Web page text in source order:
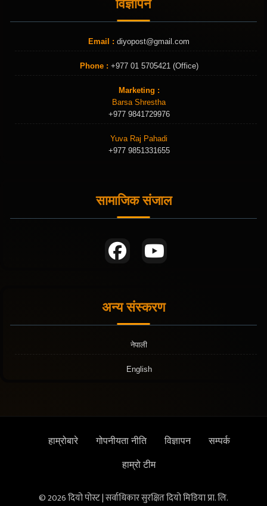
विज्ञापन
Email : diyopost@gmail.com
Phone : +977 01 5705421 (Office)
Marketing :
Barsa Shrestha
+977 9841729976
Yuva Raj Pahadi
+977 9851331655
सामाजिक संजाल
अन्य संस्करण
नेपाली
English
हाम्रोबारे गोपनीयता नीति विज्ञापन सम्पर्क
हाम्रो टीम
© 2026 दियो पोस्ट | सर्वाधिकार सुरक्षित दियो मिडिया प्रा. लि.